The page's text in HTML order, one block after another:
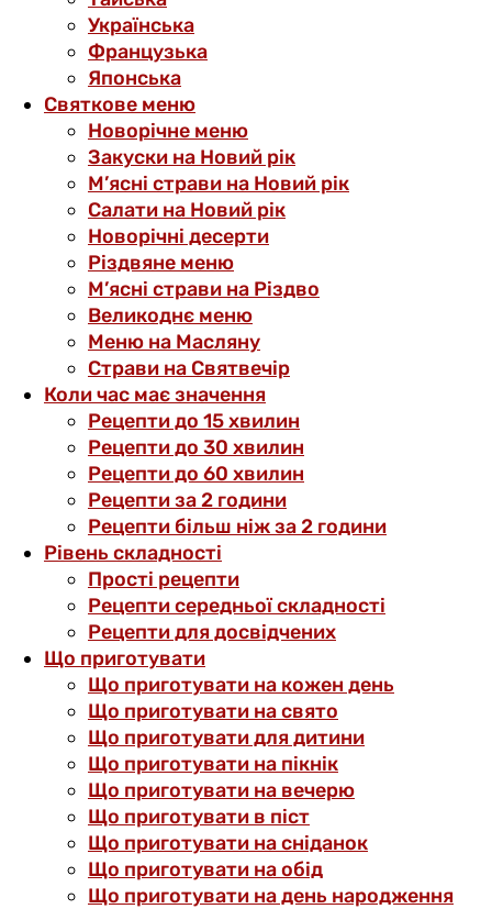
Українська
Французька
Японська
Святкове меню
Новорічне меню
Закуски на Новий рік
М’ясні страви на Новий рік
Салати на Новий рік
Новорічні десерти
Різдвяне меню
М’ясні страви на Різдво
Великоднє меню
Меню на Масляну
Страви на Святвечір
Коли час має значення
Рецепти до 15 хвилин
Рецепти до 30 хвилин
Рецепти до 60 хвилин
Рецепти за 2 години
Рецепти більш ніж за 2 години
Рівень складності
Прості рецепти
Рецепти середньої складності
Рецепти для досвідчених
Що приготувати
Що приготувати на кожен день
Що приготувати на свято
Що приготувати для дитини
Що приготувати на пікнік
Що приготувати на вечерю
Що приготувати в піст
Що приготувати на сніданок
Що приготувати на обід
Що приготувати на день народження